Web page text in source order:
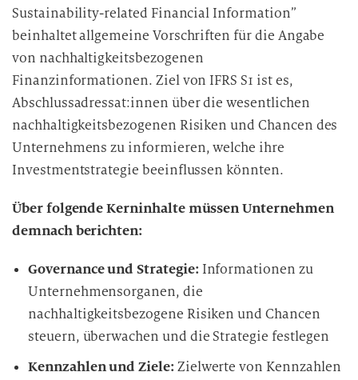
g
u
i
n
d
i
e
a
t
n
v
e
r
r
Sustainability-related Financial Information”
beinhaltet allgemeine Vorschriften für die Angabe
von nachhaltigkeitsbezogenen
Finanzinformationen. Ziel von IFRS S1 ist es,
Abschlussadressat:innen über die wesentlichen
nachhaltigkeitsbezogenen Risiken und Chancen des
Unternehmens zu informieren, welche ihre
Investmentstrategie beeinflussen könnten.
Über folgende Kerninhalte müssen Unternehmen
demnach berichten:
Governance und Strategie: Informationen zu
Unternehmensorganen, die
nachhaltigkeitsbezogene Risiken und Chancen
steuern, überwachen und die Strategie festlegen
Kennzahlen und Ziele: Zielwerte von Kennzahlen